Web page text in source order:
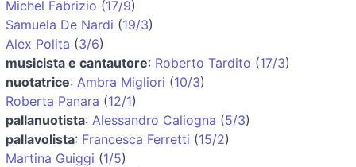
Michel Fabrizio (17/9)
Samuela De Nardi (19/3)
Alex Polita (3/6)
musicista e cantautore: Roberto Tardito (17/3)
nuotatrice: Ambra Migliori (10/3)
Roberta Panara (12/1)
pallanuotista: Alessandro Caliogna (5/3)
pallavolista: Francesca Ferretti (15/2)
Martina Guiggi (1/5)